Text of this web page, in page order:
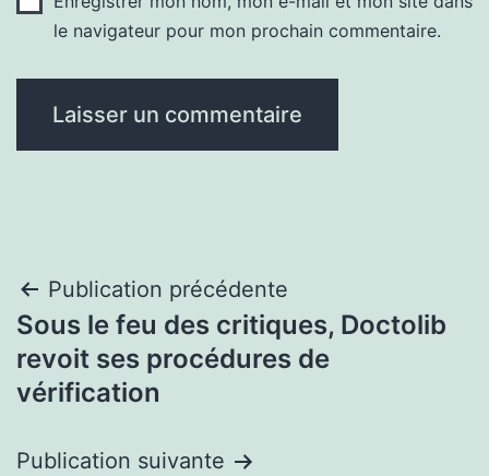
le navigateur pour mon prochain commentaire.
Navigation
de
l’article
Publication précédente
Sous le feu des critiques, Doctolib
revoit ses procédures de
vérification
Publication suivante